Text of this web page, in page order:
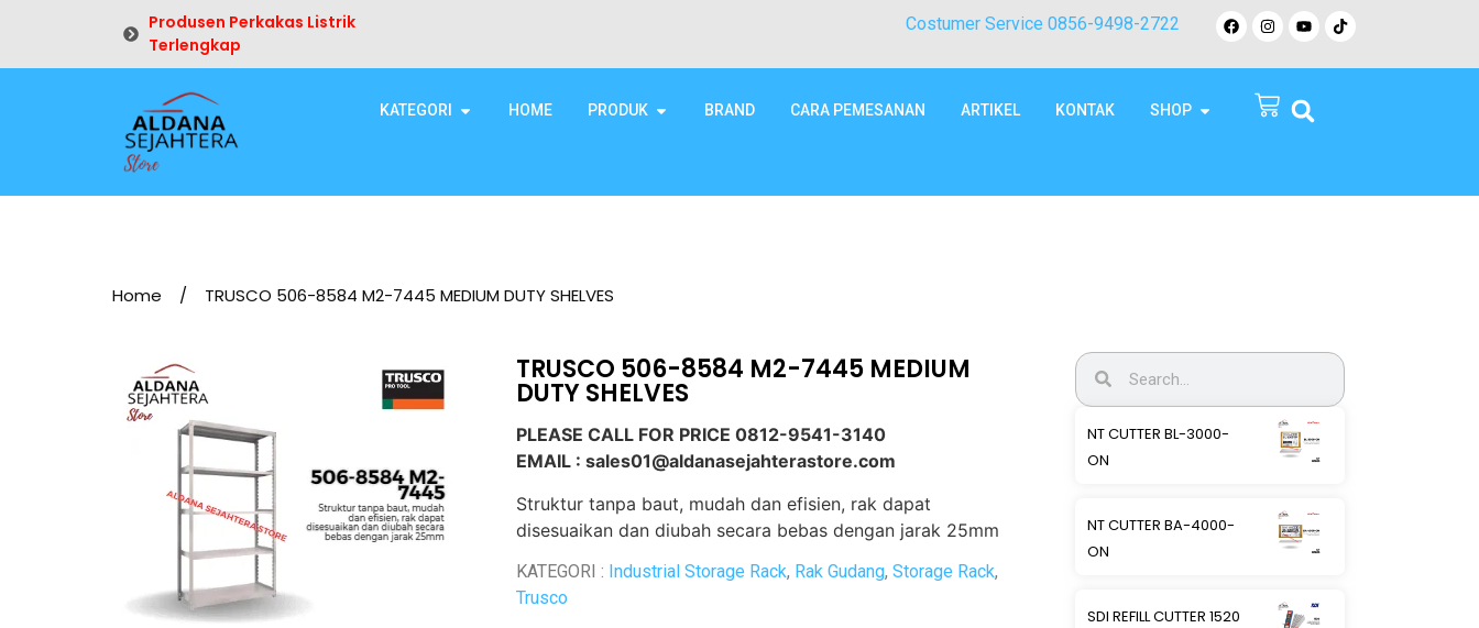
Produsen Perkakas Listrik
Terlengkap
Costumer Service 0856-9498-2722
KATEGORI HOME PRODUK BRAND CARA PEMESANAN ARTIKEL KONTAK SHOP
Home / TRUSCO 506-8584 M2-7445 MEDIUM DUTY SHELVES
TRUSCO 506-8584 M2-7445 MEDIUM
DUTY SHELVES
PLEASE CALL FOR PRICE 0812-9541-3140
EMAIL : sales01@aldanasejahterastore.com
Struktur tanpa baut, mudah dan efisien, rak dapat
disesuaikan dan diubah secara bebas dengan jarak 25mm
KATEGORI : Industrial Storage Rack, Rak Gudang, Storage Rack,
Trusco
NT CUTTER BL-3000-
ON
NT CUTTER BA-4000-
ON
SDI REFILL CUTTER 1520